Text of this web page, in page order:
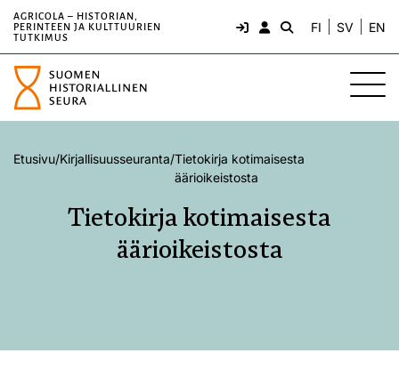
AGRICOLA – HISTORIAN,
PERINTEEN JA KULTTUURIEN
TUTKIMUS
FI SV EN
Etusivu/Kirjallisuusseuranta/Tietokirja kotimaisesta
äärioikeistosta
Tietokirja kotimaisesta
äärioikeistosta